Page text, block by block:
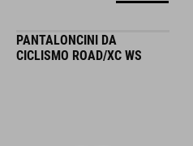
PANTALONCINI DA
CICLISMO ROAD/XC WS